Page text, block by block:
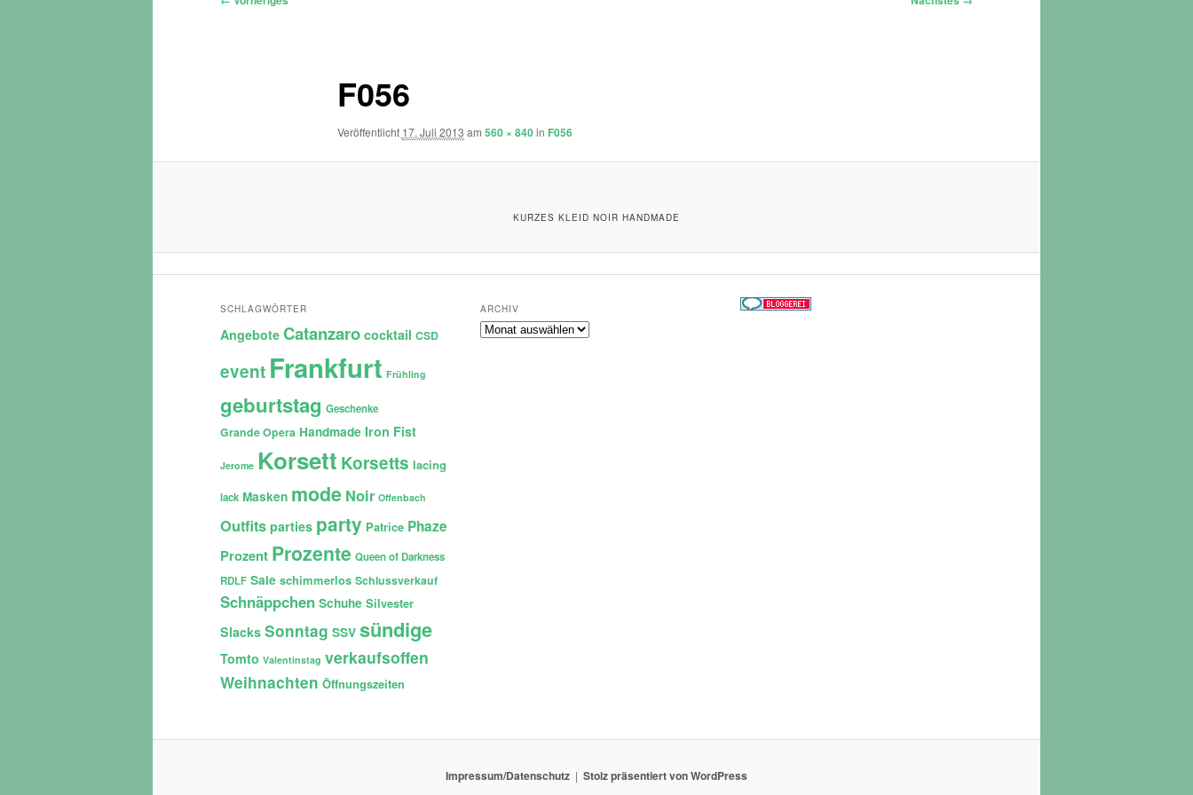
F056
Veröffentlicht 17. Juli 2013 am 560 × 840in F056
KURZES KLEID NOIR HANDMADE
SCHLAGWÖRTER
Angebote Catanzaro cocktail CSD
event Frankfurt Frühling
geburtstag Geschenke
Grande Opera Handmade Iron Fist
Jerome Korsett Korsetts lacing
lack Masken mode Noir Offenbach
Outfits parties party Patrice Phaze
Prozent Prozente Queen of Darkness
RDLF Sale schimmerlos Schlussverkauf
Schnäppchen Schuhe Silvester
Slacks Sonntag SSV sündige
Tomto Valentinstag verkaufsoffen
Weihnachten Öffnungszeiten
ARCHIV
Archiv
Impressum/Datenschutz Stolz präsentiert von WordPress